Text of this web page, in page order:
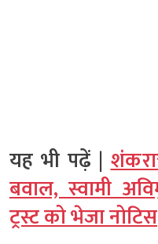
यह भी पढ़ें |
बवाल, स्वामी
ट्रस्ट को भेजा नोटिस